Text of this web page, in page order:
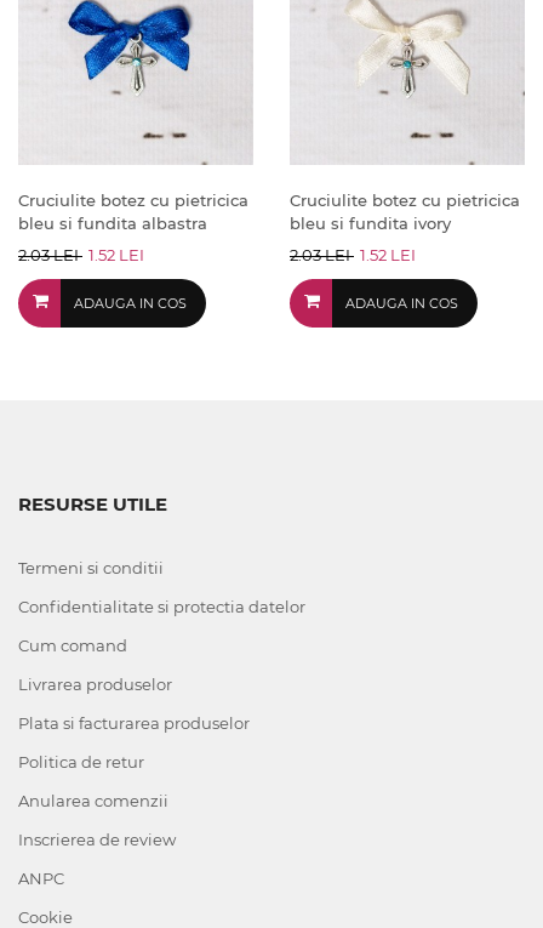
Cruciulite botez cu pietricica
bleu si fundita albastra
2.03 LEI 1.52 LEI
ADAUGA IN COS
Cruciulite botez cu pietricica
bleu si fundita ivory
2.03 LEI 1.52 LEI
ADAUGA IN COS
RESURSE UTILE
Termeni si conditii
Confidentialitate si protectia datelor
Cum comand
Livrarea produselor
Plata si facturarea produselor
Politica de retur
Anularea comenzii
Inscrierea de review
ANPC
Cookie